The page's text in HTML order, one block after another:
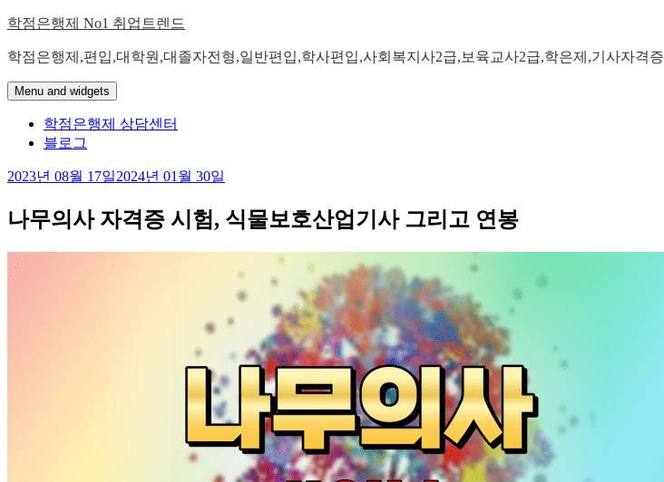
Skip
content
학점은행제 No1 취업트렌드
학점은행제,편입,대학원,대졸자전형,일반편입,학사편입,사회복지사2급,보육교사2급,학은제,기사자격증
Menu and widgets
학점은행제 상담센터
블로그
2023년 08월 17일2024년 01월 30일
나무의사 자격증 시험, 식물보호산업기사 그리고 연봉